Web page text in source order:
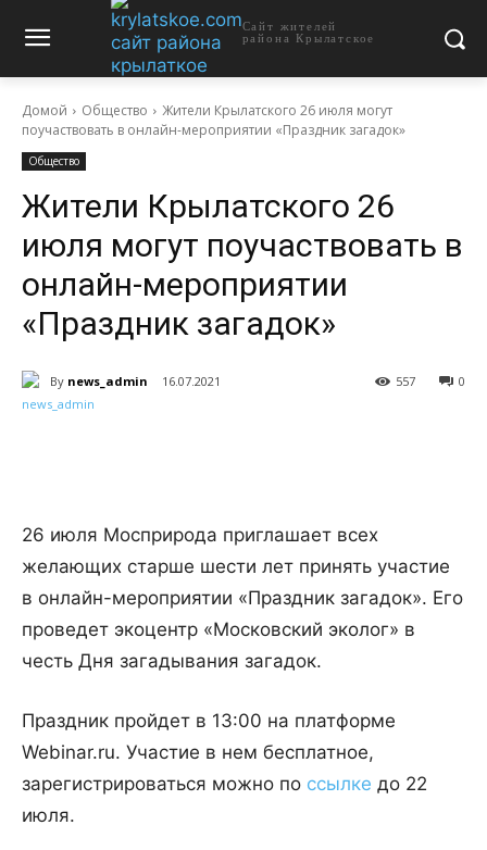
Сайт жителей
района Крылатское
Домой Общество
Жители Крылатского 26 июля могут
поучаствовать в онлайн-мероприятии «Праздник загадок»
Общество
Жители Крылатского 26
июля могут поучаствовать в
онлайн-мероприятии
«Праздник загадок»
By news_admin 16.07.2021 0
557
26 июля Мосприрода приглашает всех
желающих старше шести лет принять участие
в онлайн-мероприятии «Праздник загадок». Его
проведет экоцентр «Московский эколог» в
честь Дня загадывания загадок.
Праздник пройдет в 13:00 на платформе
Webinar.ru. Участие в нем бесплатное,
зарегистрироваться можно по ссылке до 22
июля.